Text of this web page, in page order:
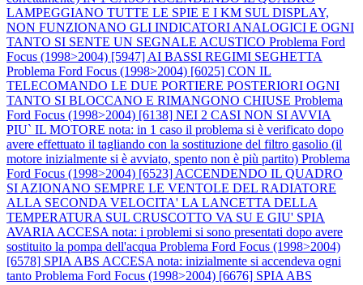
LAMPEGGIANO TUTTE LE SPIE E I KM SUL DISPLAY,
NON FUNZIONANO GLI INDICATORI ANALOGICI E OGNI
TANTO SI SENTE UN SEGNALE ACUSTICO Problema Ford
Focus (1998>2004) [5947] AI BASSI REGIMI SEGHETTA
Problema Ford Focus (1998>2004) [6025] CON IL
TELECOMANDO LE DUE PORTIERE POSTERIORI OGNI
TANTO SI BLOCCANO E RIMANGONO CHIUSE Problema
Ford Focus (1998>2004) [6138] NEI 2 CASI NON SI AVVIA
PIU` IL MOTORE nota: in 1 caso il problema si è verificato dopo
avere effettuato il tagliando con la sostituzione del filtro gasolio (il
motore inizialmente si è avviato, spento non è più partito) Problema
Ford Focus (1998>2004) [6523] ACCENDENDO IL QUADRO
SI AZIONANO SEMPRE LE VENTOLE DEL RADIATORE
ALLA SECONDA VELOCITA' LA LANCETTA DELLA
TEMPERATURA SUL CRUSCOTTO VA SU E GIU' SPIA
AVARIA ACCESA nota: i problemi si sono presentati dopo avere
sostituito la pompa dell'acqua Problema Ford Focus (1998>2004)
[6578] SPIA ABS ACCESA nota: inizialmente si accendeva ogni
tanto Problema Ford Focus (1998>2004) [6676] SPIA ABS